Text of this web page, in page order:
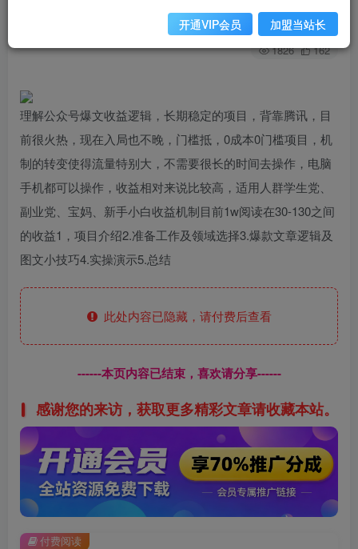
关注 私信
1826 162
理解公众号爆文收益逻辑，长期稳定的项目，背靠腾讯，目
前很火热，现在入局也不晚，门槛抵，0成本0门槛项目，机
制的转变使得流量特别大，不需要很长的时间去操作，电脑
手机都可以操作，收益相对来说比较高，适用人群学生党、
副业党、宝妈、新手小白收益机制目前1w阅读在30-130之间
的收益1，项目介绍2.准备工作及领域选择3.爆款文章逻辑及
图文小技巧4.实操演示5.总结
此处内容已隐藏，请付费后查看
------本页内容已结束，喜欢请分享------
感谢您的来访，获取更多精彩文章请收藏本站。
付费阅读
开通VIP会员 加盟当站长